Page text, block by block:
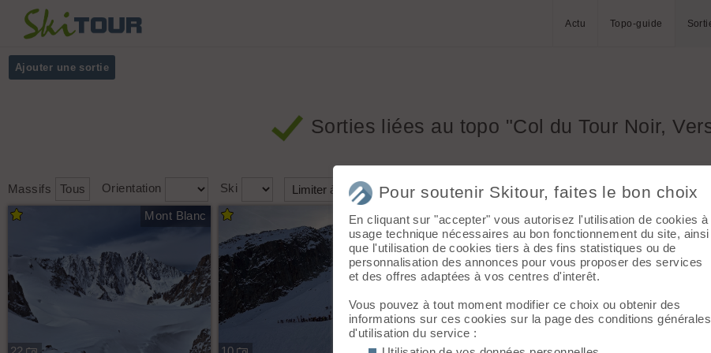
Actu Topo-guide
Ajouter une sortie
Sorties liées au topo "Col du Tour Noir,
Massifs Tous Orientation Ski
Mont Blanc Mont Blanc Mont Blanc
Pour soutenir Skitour, faites le bon choix
En cliquant sur "accepter" vous autorisez l'utilisation de cookies à
usage technique nécessaires au bon fonctionnement du site, ainsi
que l'utilisation de cookies tiers à des fins statistiques ou de
personnalisation des annonces pour vous proposer des services
et des offres adaptées à vos centres d'interêt.
Vous pouvez à tout moment modifier ce choix ou obtenir des
informations sur ces cookies sur la page des conditions générales
d'utilisation du service :